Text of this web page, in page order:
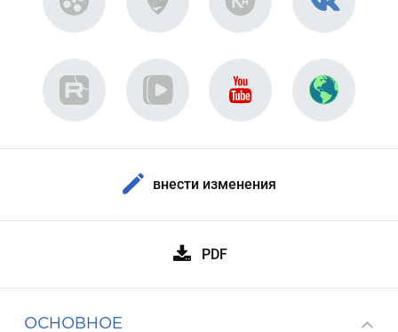
внести изменения
PDF
ОСНОВНОЕ